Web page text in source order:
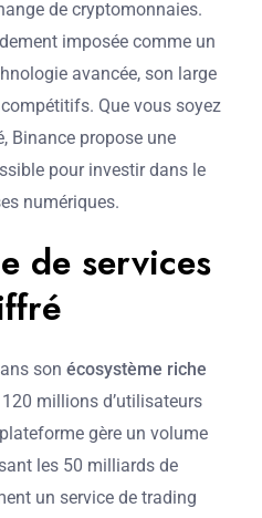
de cryptomonnaies.
imposée comme un
avancée, son large
Que vous soyez
Binance propose une
pour investir dans le
numériques.
de services
son écosystème riche
millions d’utilisateurs
gère un volume
les 50 milliards de
un service de trading